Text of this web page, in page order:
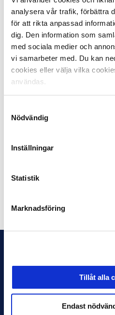
analysera vår trafik, förbättra
för att rikta anpassad
dig. Den information som
med sociala medier och
vi samarbeter med. Du kan
cookies eller välja vilka
användas.
Nödvändig
Inställningar
Statistik
Marknadsföring
Tillåt alla
Endast
rad insatser för att bekämpa
spelande. Vi verkar för en
ett målmedvetet arbete där
och bidrar till regelefterlevnad,
Sverigechef på Unibet.
Vad är en Integrity officer?
Rollen Integrity officer är en
mellan Svensk Elitfotboll och
spelansvar och matchfixning.
länken mellan klubb, spelare
sin ansvarsroll.